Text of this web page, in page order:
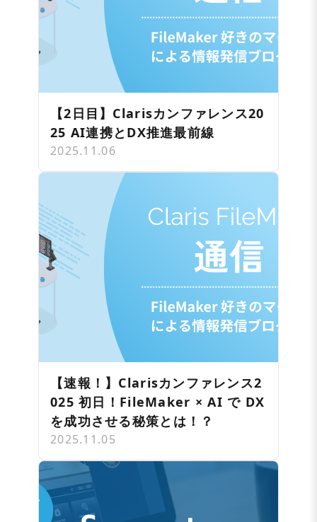
【2日目】Clarisカンファレンス20
25 AI連携とDX推進最前線
2025.11.06
【速報！】Clarisカンファレンス2
025 初日！FileMaker × AI で DX
を成功させる秘策とは！？
2025.11.05